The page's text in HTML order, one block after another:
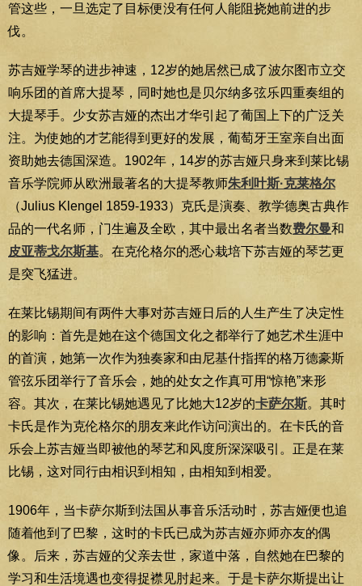
管这些，一旦选定了目标便没有任何人能阻挠她前进的步
伐。
苏吉娅学琴的进步神速，12岁的她居然已成了波尔图市立交
响乐团的首席大提琴，同时她也是贝尔纳多弦乐四重奏组的
大提琴手。少女苏吉娅的杰出才华引起了葡国上下的广泛关
注。为使她的才艺能得到更好的发展，葡萄牙王室亲自出面
资助她去德国深造。1902年，14岁的苏吉娅只身来到莱比锡
音乐学院师从欧洲最著名的大提琴教师朱利叶斯·克莱格尔
（Julius Klengel 1859-1933）克氏是演奏、教学德奥古典作
品的一代名师，门生遍及全欧，其中最出名者当数费尔曼和
皮亚蒂戈尔斯基。在克伦格尔的悉心栽培下苏吉娅的琴艺更
是突飞猛进。
在莱比锡期间有两件大事对苏吉娅日后的人生产生了决定性
的影响：首先是她在这个德国文化之都举行了她艺术生涯中
的首演，她第一次作为独奏家和由尼基什指挥的格万德豪斯
管弦乐团举行了音乐会，她的处女之作真可用“惊艳”来形
容。其次，在莱比锡她遇见了比她大12岁的卡萨尔斯。其时
卡氏是作为克伦格尔的朋友来此作访问演出的。在卡氏的音
乐会上苏吉娅当即被他的琴艺和风度所深深吸引。正是在莱
比锡，这对同行由相识到相知，由相知到相爱。
1906年，当卡萨尔斯到法国从事音乐活动时，苏吉娅便也追
随着他到了巴黎，这时的卡氏已成为苏吉娅亦师亦友的偶
像。后来，苏吉娅的父亲去世，家道中落，自然她在巴黎的
学习和生活境遇也变得捉襟见肘起来。于是卡萨尔斯提出让